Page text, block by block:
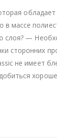
массе
слоя? —
сторонних
не имеет